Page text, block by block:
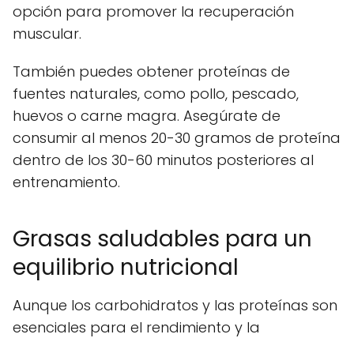
opción para promover la recuperación
muscular.
También puedes obtener proteínas de
fuentes naturales, como pollo, pescado,
huevos o carne magra. Asegúrate de
consumir al menos 20-30 gramos de proteína
dentro de los 30-60 minutos posteriores al
entrenamiento.
Grasas saludables para un
equilibrio nutricional
Aunque los carbohidratos y las proteínas son
esenciales para el rendimiento y la